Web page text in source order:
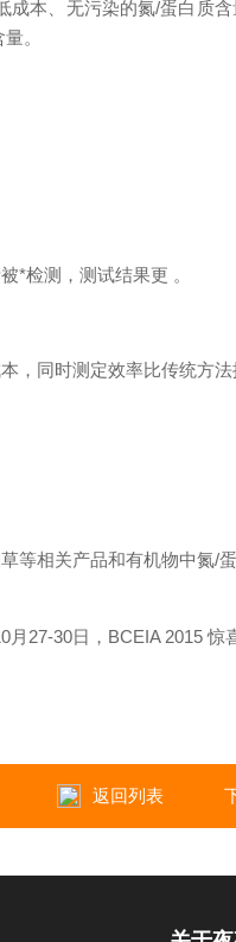
、无污染的氮/蛋白质
。
检测，测试结果更 。
同时测定效率比传统方法
相关产品和有机物中氮/
27-30日，BCEIA 2015 惊
返回列表